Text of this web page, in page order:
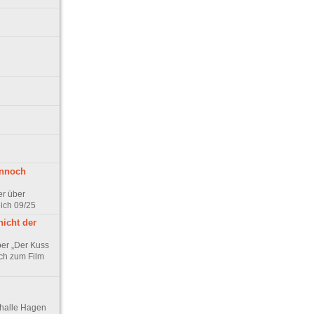
über
09/25
der
„Der Kuss
zum Film
Hagen